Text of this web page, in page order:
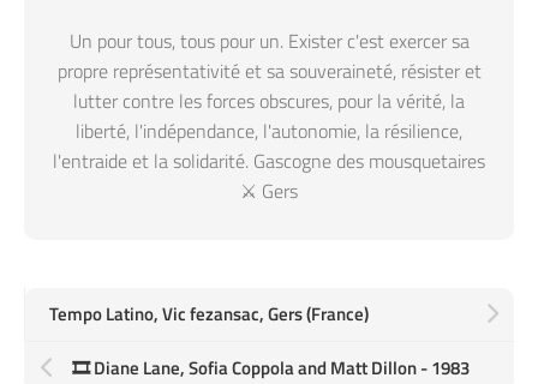
Un pour tous, tous pour un. Exister c'est exercer sa
propre représentativité et sa souveraineté, résister et
lutter contre les forces obscures, pour la vérité, la
liberté, l'indépendance, l'autonomie, la résilience,
l'entraide et la solidarité. Gascogne des mousquetaires
⚔️ Gers
Tempo Latino, Vic fezansac, Gers (France)
🎞️ Diane Lane, Sofia Coppola and Matt Dillon - 1983